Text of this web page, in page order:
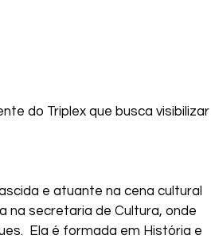
do Triplex que busca visibilizar
e atuante na cena cultural
na secretaria de Cultura, onde
Ela é formada em História e